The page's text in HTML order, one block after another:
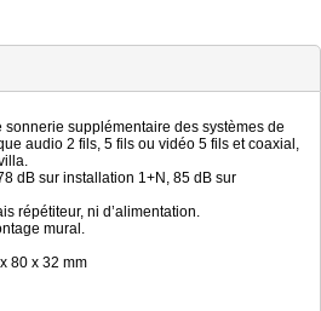
sonnerie supplémentaire des systèmes de
audio 2 fils, 5 fils ou vidéo 5 fils et coaxial,
dB sur installation 1+N, 85 dB sur
répétiteur, ni d’alimentation.
mural.
80 x 32 mm